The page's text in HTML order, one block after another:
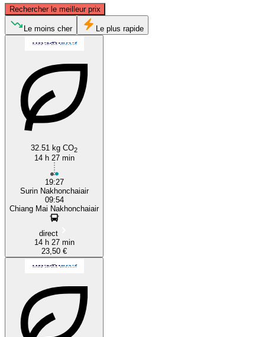
Rechercher le meilleur prix
Chiang Mai
Le moins cher Le plus rapide
32.51 kg CO2
14 h 27 min
19:27
Surin Nakhonchaiair
09:54
Chiang Mai Nakhonchaiair
direct
14 h 27 min
23,50 €